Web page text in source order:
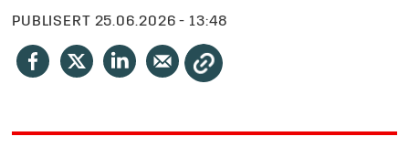
PUBLISERT 25.06.2026 - 13:48